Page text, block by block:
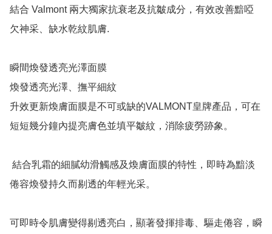
結合 Valmont 兩大獨家抗衰老及抗皺成分，有效改善黯啞
欠神采、缺水乾紋肌膚.
瞬間煥發透亮光澤面膜
煥發透亮光澤、撫平細紋
升效更新煥膚面膜是不可或缺的VALMONT皇牌產品，可在
短短幾分鐘內提亮膚色並填平皺紋，消除疲勞跡象。
倦容煥發持久而剔透的年輕光采。
可即時令肌膚變得剔透亮白，顯著發揮排毒、驅走倦容，瞬